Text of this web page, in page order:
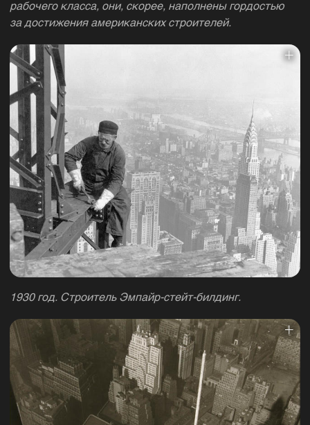
рабочего класса, они, скорее, наполнены гордостью
за достижения американских строителей.
1930 год. Строитель Эмпайр-стейт-билдинг.